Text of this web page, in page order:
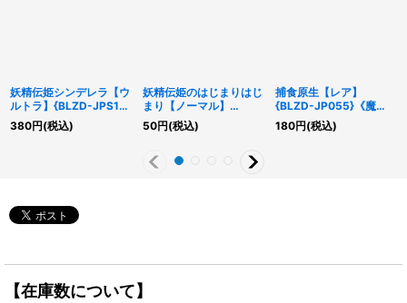
妖精伝姫シンデレラ【ウ
ルトラ】{BLZD-JPS18}
《モンスター》
380円(税込)
妖精伝姫のはじまりはじ
まり【ノーマル】
{BLZD-JP062}《魔
法》
50円(税込)
捕食原生【レア】
{BLZD-JP055}《魔
法》
180円(税込)
【在庫数について】